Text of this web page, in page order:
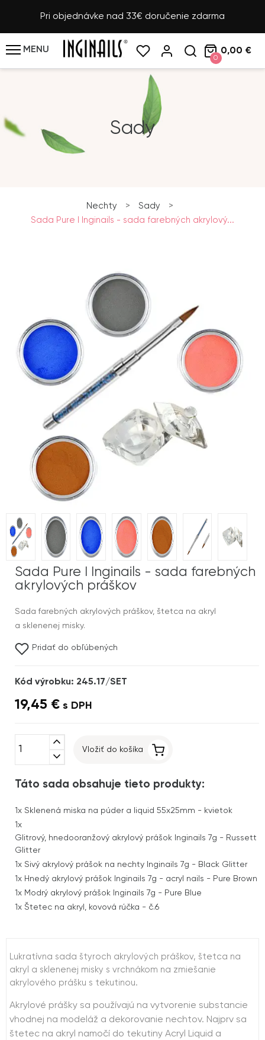
Pri objednávke nad 33€ doručenie zdarma
MENU
0
0,00 €
Sady
Nechty > Sady
>
Sada Pure I Inginails - sada farebných akrylový...
Sada Pure I Inginails - sada farebných
akrylových práškov
Sada farebných akrylových práškov, štetca na akryl
a sklenenej misky.
Pridať do obľúbených
Kód výrobku: 245.17/SET
19,45 € s DPH
expand_less
expand_more
Vložiť do košíka
Táto sada obsahuje tieto produkty:
1x Sklenená miska na púder a liquid 55x25mm - kvietok
1x
Glitrový, hnedooranžový akrylový prášok Inginails 7g - Russett
Glitter
1x Sivý akrylový prášok na nechty Inginails 7g - Black Glitter
1x Hnedý akrylový prášok Inginails 7g - acryl nails - Pure Brown
1x Modrý akrylový prášok Inginails 7g - Pure Blue
1x Štetec na akryl, kovová rúčka - č.6
Lukratívna sada štyroch akrylových práškov, štetca na
akryl a sklenenej misky s vrchnákom na zmiešanie
akrylového prášku s tekutinou.
Akrylové prášky sa používajú na vytvorenie substancie
vhodnej na modeláž a dekorovanie nechtov. Najprv sa
štetec na akryl namočí do tekutiny Acryl Liquid a